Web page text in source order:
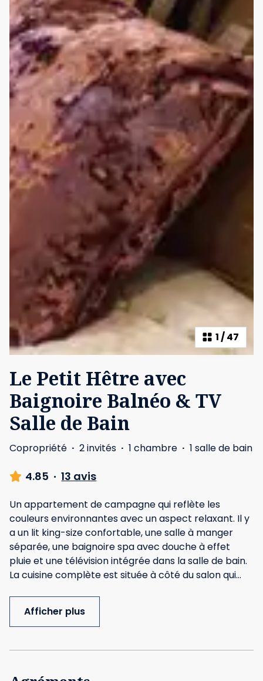
1 /47
Le Petit Hêtre avec
Baignoire Balnéo & TV
Salle de Bain
Copropriété · 2 invités · 1 chambre · 1 salle de bain
4.85 · 13 avis
Un appartement de campagne qui reflète les
couleurs environnantes avec un aspect relaxant. Il y
a un lit king-size confortable, une salle à manger
séparée, une baignoire spa avec douche à effet
pluie et une télévision intégrée dans la salle de bain.
La cuisine complète est située à côté du salon qui...
Afficher plus